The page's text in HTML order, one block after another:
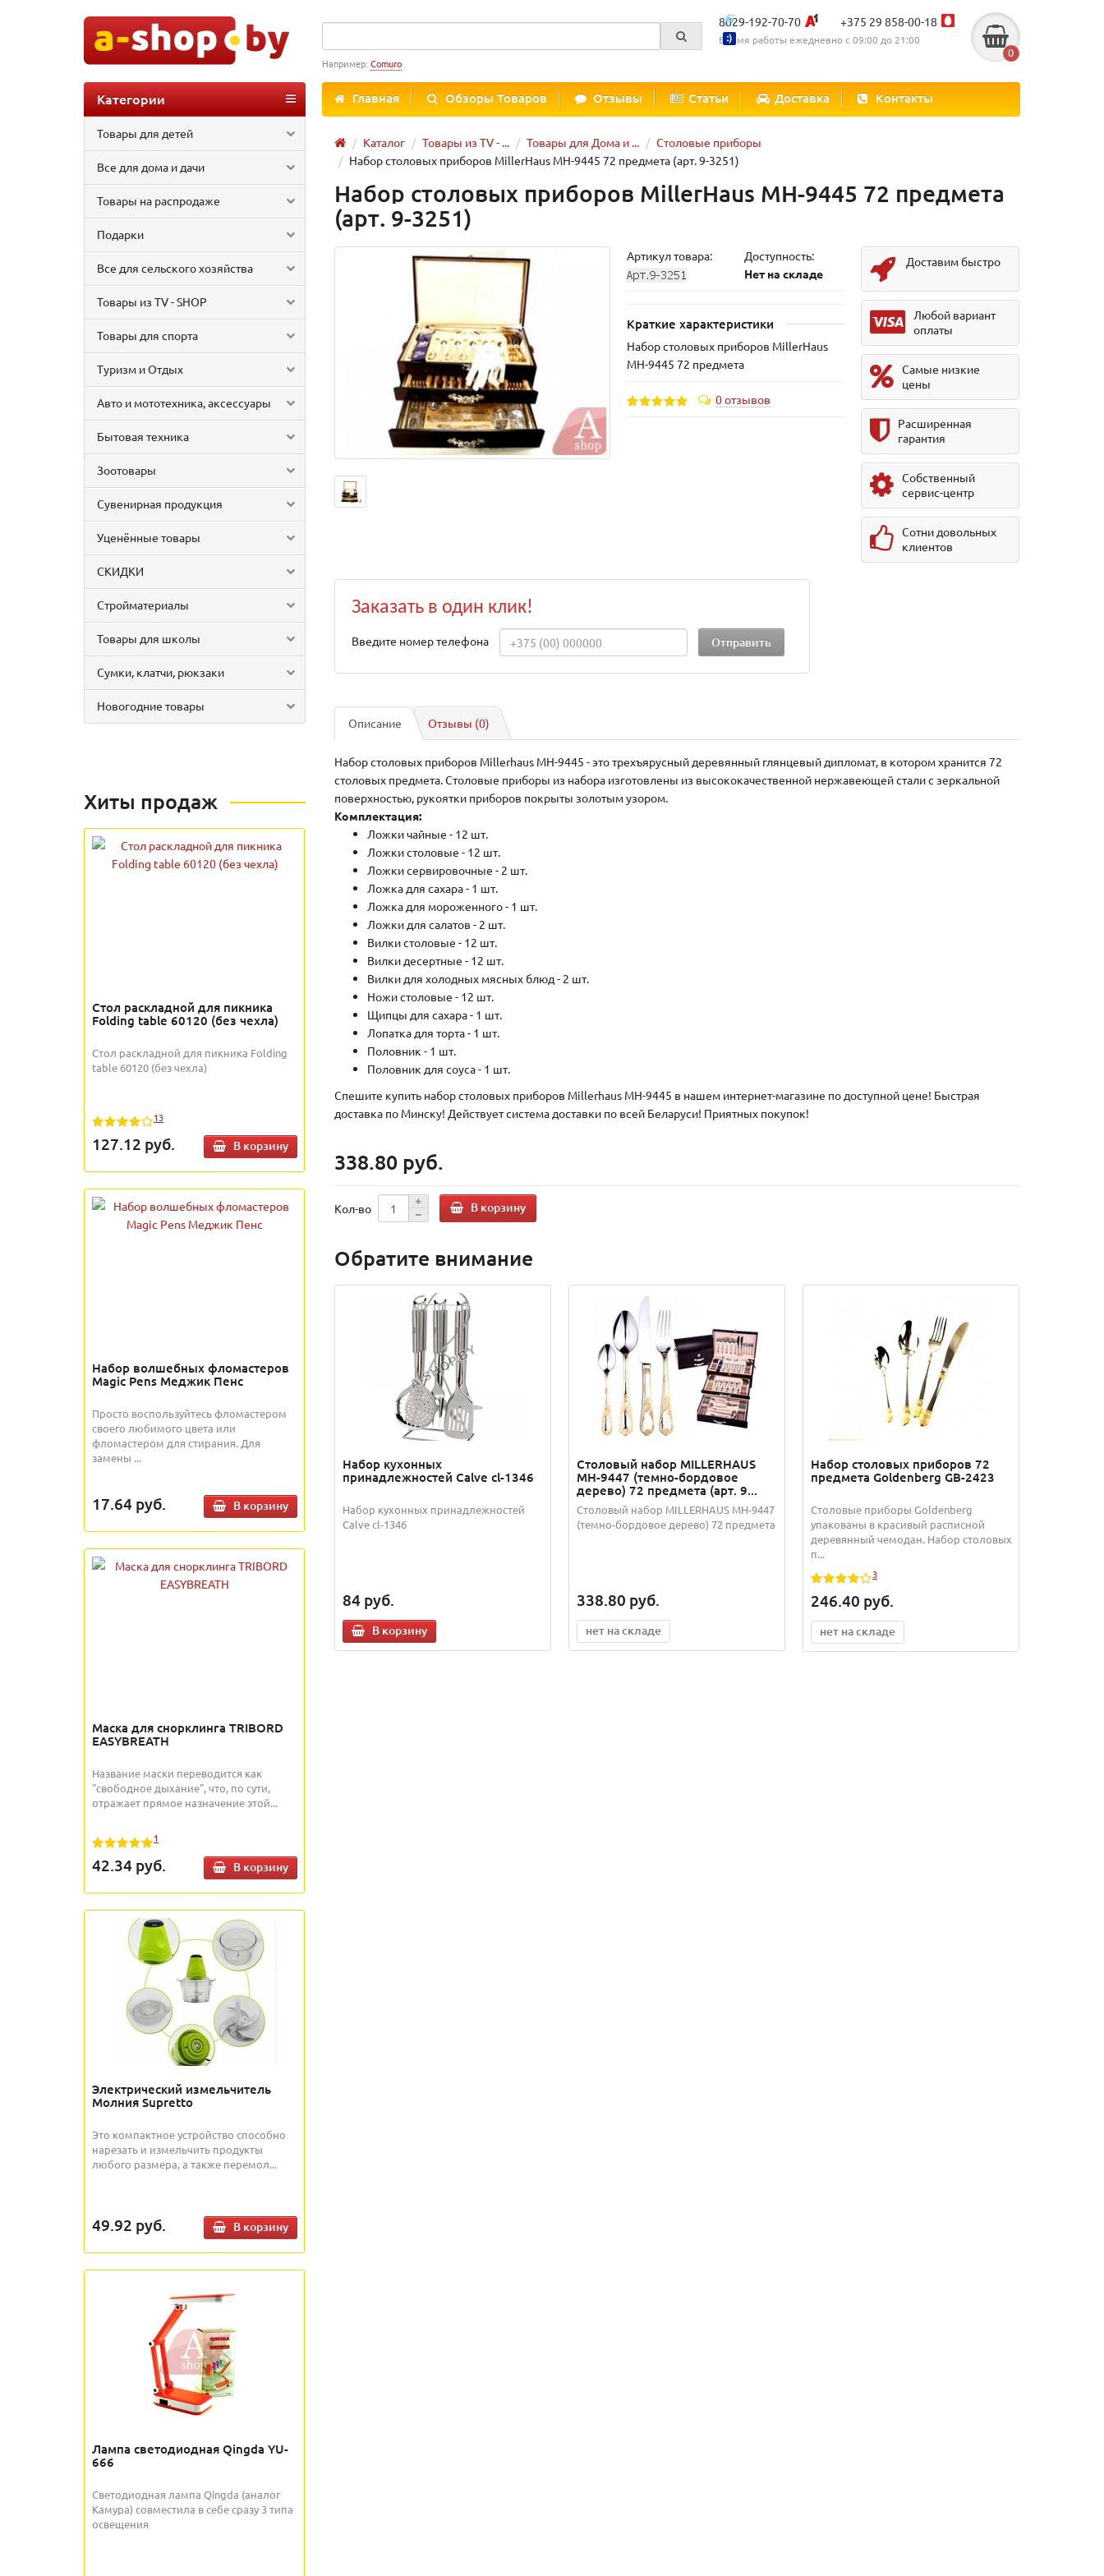
8029-192-70-70 +375 29 858-00-18
Время работы ежедневно с 09:00 до 21:00
0
Например: Comuro
Главная Обзоры Товаров Отзывы Статьи Доставка Контакты
Категории
Товары для детей
Все для дома и дачи
Товары на распродаже
Подарки
Все для сельского хозяйства
Товары из TV - SHOP
Товары для спорта
Туризм и Отдых
Авто и мототехника, аксессуары
Бытовая техника
Зоотовары
Сувенирная продукция
Уценённые товары
СКИДКИ
Стройматериалы
Товары для школы
Сумки, клатчи, рюкзаки
Новогодние товары
Каталог Товары из TV - ... Товары для Дома и ...
Столовые приборы
Набор столовых приборов MillerHaus MH-9445 72 предмета (арт. 9-3251)
Хиты продаж
Стол раскладной для пикника
Folding table 60120 (без чехла)
Стол раскладной для пикника Folding
table 60120 (без чехла)
13
127.12 руб. В корзину
Набор волшебных фломастеров
Magic Pens Меджик Пенс
Просто воспользуйтесь фломастером
своего любимого цвета или
фломастером для стирания. Для
замены ...
17.64 руб. В корзину
Маска для снорклинга TRIBORD
EASYBREATH
Название маски переводится как
"свободное дыхание", что, по сути,
отражает прямое назначение этой...
1
42.34 руб. В корзину
Электрический измельчитель
Молния Supretto
Это компактное устройство способно
нарезать и измельчить продукты
любого размера, а также перемол...
49.92 руб. В корзину
Лампа светодиодная Qingda YU-
666
Светодиодная лампа Qingda (аналог
Камура) совместила в себе сразу 3 типа
освещения
Набор столовых приборов MillerHaus MH-9445 72 предмета
(арт. 9-3251)
Артикул товара:
Доступность:
Нет на складе
Краткие характеристики
Набор столовых приборов MillerHaus
MH-9445 72 предмета
0 отзывов
Доставим быстро
Любой вариант
оплаты
Самые низкие
цены
Расширенная
гарантия
Собственный
сервис-центр
Сотни довольных
клиентов
Заказать в один клик!
Введите номер телефона
Описание Отзывы (0)
Набор столовых приборов Millerhaus MH-9445 - это трехъярусный деревянный глянцевый дипломат, в котором хранится 72
столовых предмета. Столовые приборы из набора изготовлены из высококачественной нержавеющей стали с зеркальной
поверхностью, рукоятки приборов покрыты золотым узором.
Комплектация:
Ложки чайные - 12 шт.
Ложки столовые - 12 шт.
Ложки сервировочные - 2 шт.
Ложка для сахара - 1 шт.
Ложка для мороженного - 1 шт.
Ложки для салатов - 2 шт.
Вилки столовые - 12 шт.
Вилки десертные - 12 шт.
Вилки для холодных мясных блюд - 2 шт.
Ножи столовые - 12 шт.
Щипцы для сахара - 1 шт.
Лопатка для торта - 1 шт.
Половник - 1 шт.
Половник для соуса - 1 шт.
Спешите купить набор столовых приборов Millerhaus MH-9445 в нашем интернет-магазине по доступной цене! Быстрая
доставка по Минску! Действует система доставки по всей Беларуси! Приятных покупок!
338.80 руб.
Кол-во В корзину
Обратите внимание
Набор кухонных
принадлежностей Calve cl-1346
Набор кухонных принадлежностей
Calve cl-1346
84 руб.
В корзину
Столовый набор MILLERHAUS
MH-9447 (темно-бордовое
дерево) 72 предмета (арт. 9...
Столовый набор MILLERHAUS MH-9447
(темно-бордовое дерево) 72 предмета
338.80 руб.
нет на складе
Набор столовых приборов 72
предмета Goldenberg GB-2423
Столовые приборы Goldenberg
упакованы в красивый расписной
деревянный чемодан. Набор столовых
п...
3
246.40 руб.
нет на складе